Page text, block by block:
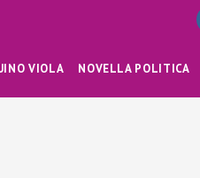
VIOLA NOVELLA POLITICA